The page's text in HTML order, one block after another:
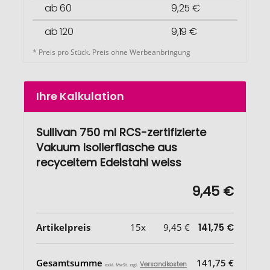
ab 60
9,25 €
ab 120
9,19 €
* Preis pro Stück. Preis ohne Werbeanbringung
Ihre Kalkulation
Sullivan 750 ml RCS-zertifizierte
Vakuum Isolierflasche aus
recyceltem Edelstahl weiss
9,45 €
Artikelpreis 15x 9,45 € 141,75 €
Gesamtsumme exkl. MwSt. zzgl. Versandkosten 141,75 €